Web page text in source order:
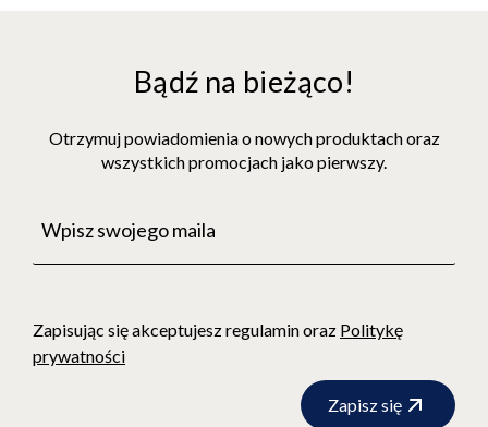
Bądź na bieżąco!
Otrzymuj powiadomienia o nowych produktach oraz
wszystkich promocjach jako pierwszy.
Zapisując się akceptujesz regulamin oraz Politykę
prywatności
Zapisz się